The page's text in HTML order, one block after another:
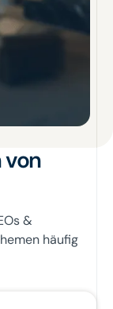
von
&
häufig